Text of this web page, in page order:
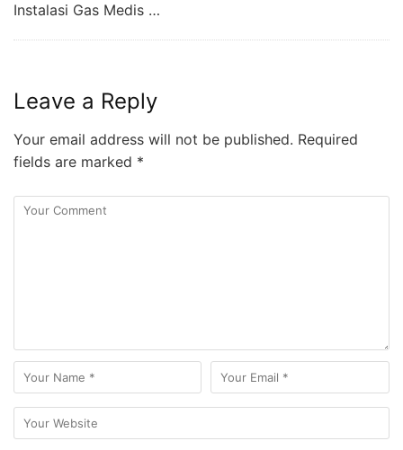
Instalasi Gas Medis …
Leave a Reply
Your email address will not be published. Required
fields are marked *